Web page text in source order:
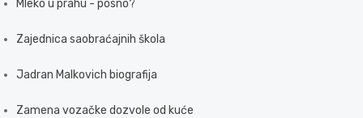
Mleko u prahu - posno?
Zajednica saobraćajnih škola
Jadran Malkovich biografija
Zamena vozačke dozvole od kuće